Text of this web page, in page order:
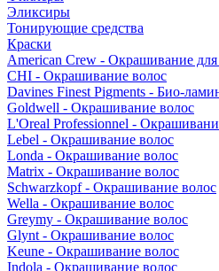
Эликсиры
Тонирующие средства
Краски
American Crew - Окрашивание
CHI - Окрашивание волос
Davines Finest Pigments - Био-
Goldwell - Окрашивание волос
L'Oreal Professionnel -
Lebel - Окрашивание волос
Londa - Окрашивание волос
Matrix - Окрашивание волос
Schwarzkopf - Окрашивание волос
Wella - Окрашивание волос
Greymy - Окрашивание волос
Glynt - Окрашивание волос
Keune - Окрашивание волос
Indola - Окрашивание волос